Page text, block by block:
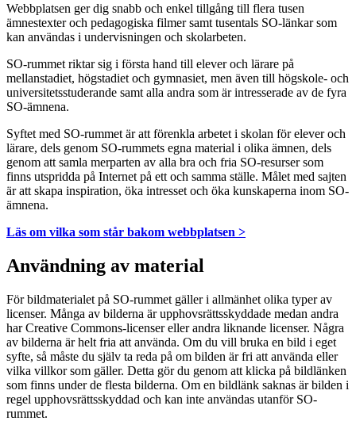
Webbplatsen ger dig snabb och enkel tillgång till flera tusen
ämnestexter och pedagogiska filmer samt tusentals SO-länkar som
kan användas i undervisningen och skolarbeten.
SO-rummet riktar sig i första hand till elever och lärare på
mellanstadiet, högstadiet och gymnasiet, men även till högskole- och
universitetsstuderande samt alla andra som är intresserade av de fyra
SO-ämnena.
Syftet med SO-rummet är att förenkla arbetet i skolan för elever och
lärare, dels genom SO-rummets egna material i olika ämnen, dels
genom att samla merparten av alla bra och fria SO-resurser som
finns utspridda på Internet på ett och samma ställe. Målet med sajten
är att skapa inspiration, öka intresset och öka kunskaperna inom SO-
ämnena.
Läs om vilka som står bakom webbplatsen >
Användning av material
För bildmaterialet på SO-rummet gäller i allmänhet olika typer av
licenser. Många av bilderna är upphovsrättsskyddade medan andra
har Creative Commons-licenser eller andra liknande licenser. Några
av bilderna är helt fria att använda. Om du vill bruka en bild i eget
syfte, så måste du själv ta reda på om bilden är fri att använda eller
vilka villkor som gäller. Detta gör du genom att klicka på bildlänken
som finns under de flesta bilderna. Om en bildlänk saknas är bilden i
regel upphovsrättsskyddad och kan inte användas utanför SO-
rummet.